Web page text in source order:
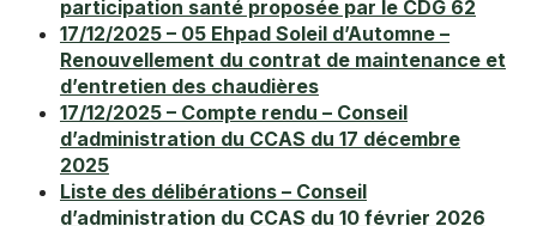
participation santé proposée par le CDG 62
17/12/2025 – 05 Ehpad Soleil d’Automne –
Renouvellement du contrat de maintenance et
d’entretien des chaudières
17/12/2025 – Compte rendu – Conseil
d’administration du CCAS du 17 décembre
2025
Liste des délibérations – Conseil
d’administration du CCAS du 10 février 2026